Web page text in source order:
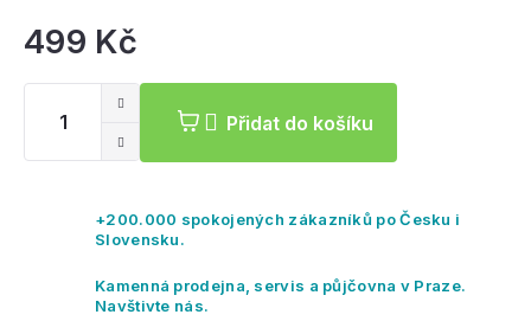
499 Kč
Přidat do košíku
+200.000 spokojených zákazníků po Česku i
Slovensku.
Kamenná prodejna, servis a půjčovna v Praze.
Navštivte nás.